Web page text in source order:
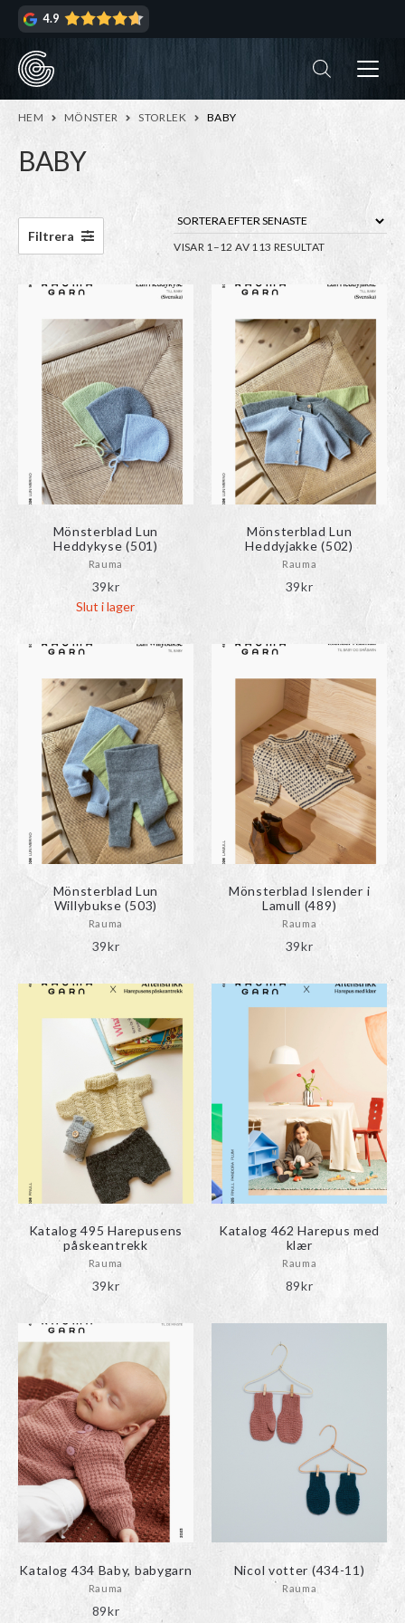
Hoppa
navigering
Hoppa
innehåll
4.9
HEM MÖNSTER STORLEK BABY
BABY
VISAR 1–12 AV 113 RESULTATSORTERA
Filtrera
Mönsterblad Lun
Heddykyse (501)
Rauma
39kr
Slut i lager
Mönsterblad Lun
Heddyjakke (502)
Rauma
39kr
Mönsterblad Lun
Willybukse (503)
Rauma
39kr
Mönsterblad Islender i
Lamull (489)
Rauma
39kr
Katalog 495 Harepusens
påskeantrekk
Rauma
39kr
Katalog 462 Harepus med
klær
Rauma
89kr
Katalog 434 Baby, babygarn
Rauma
89kr
Nicol votter (434-11)
Rauma